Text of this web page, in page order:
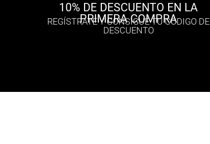
10% DE DESCUENTO EN LA
PRIMERA COMPRA
REGÍSTRATE Y CONSIGUE TU CÓDIGO DE
DESCUENTO